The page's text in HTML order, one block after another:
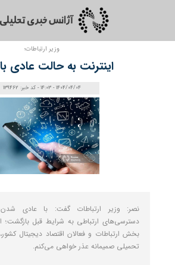
وزیر ارتباطات؛
اینترنت به حالت عادی
1404/04/04 - 14:03 - کد خبر: 139462
نصر: وزیر ارتباطات گفت: با عادی
دسترسی‌های ارتباطی به شرایط قبل بازگشت؛
بخش ارتباطات و فعالان اقتصاد دیجیتال
تحمیلی صمیمانه عذر خواهی می‌کنم.